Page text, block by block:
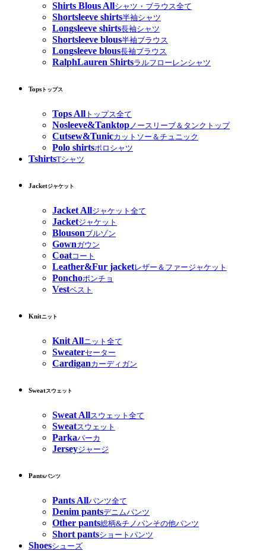
Shirts Blous Allシャツ・ブラウス全て
Shortsleeve shirts半袖シャツ
Longsleeve shirts長袖シャツ
Shortsleeve blous半袖ブラウス
Longsleeve blous長袖ブラウス
RalphLauren Shirtsラルフローレンシャツ
Tops トップス
Tops All トップス全て
Nosleeve&Tanktop ノースリーブ＆タンクトップ
Cutsew&Tunicカットソー＆チュニック
Polo shirtsポロシャツ
TshirtsTシャツ
Jacketジャケット
Jacket Allジャケット全て
Jacketジャケット
Blousonブルゾン
Gownガウン
Coatコート
Leather&Fur jacketレザー＆ファージャケット
Ponchoポンチョ
Vestベスト
Knitニット
Knit Allニット全て
Sweaterセーター
Cardiganカーディガン
Sweatスウェット
Sweat Allスウェット全て
Sweatスウェット
Parkaパーカ
Jerseyジャージ
Pantsパンツ
Pants Allパンツ全て
Denim pantsデニムパンツ
Other pants総柄&チノパンその他パンツ
Short pantsショートパンツ
Shoesシューズ